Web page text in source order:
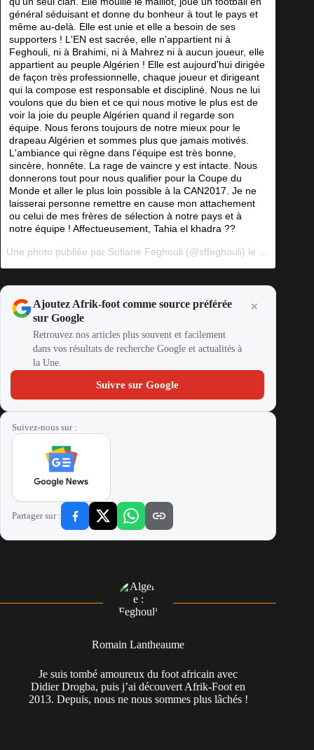
général séduisant et donne du bonheur à tout le pays et
même au-delà. Elle est unie et elle a besoin de ses
supporters ! L'EN est sacrée, elle n’appartient ni à
Feghouli, ni à Brahimi, ni à Mahrez ni à aucun joueur, elle
appartient au peuple Algérien ! Elle est aujourd'hui dirigée
de façon très professionnelle, chaque joueur et dirigeant
qui la compose est responsable et discipliné. Nous ne lui
voulons que du bien et ce qui nous motive le plus est de
voir la joie du peuple Algérien quand il regarde son
équipe. Nous ferons toujours de notre mieux pour le
drapeau Algérien et sommes plus que jamais motivés.
L'ambiance qui règne dans l'équipe est très bonne,
sincère, honnête. La rage de vaincre y est intacte. Nous
donnerons tout pour nous qualifier pour la Coupe du
Monde et aller le plus loin possible à la CAN2017. Je ne
laisserai personne remettre en cause mon attachement
ou celui de mes frères de sélection à notre pays et à
notre équipe ! Affectueusement, Tahia el khadra ??
Ajoutez Afrik-foot comme source préférée
sur Google
Retrouvez nos articles plus souvent et facilement
dans vos résultats de recherche Google et actualités à
la Une.
Suivre sur Google
Suivez-nous sur :
Partager sur :
Romain Lantheaume
Je suis tombé amoureux du foot africain avec
Didier Drogba, puis j’ai découvert Afrik-Foot en
2013. Depuis, nous ne nous sommes plus lâchés !